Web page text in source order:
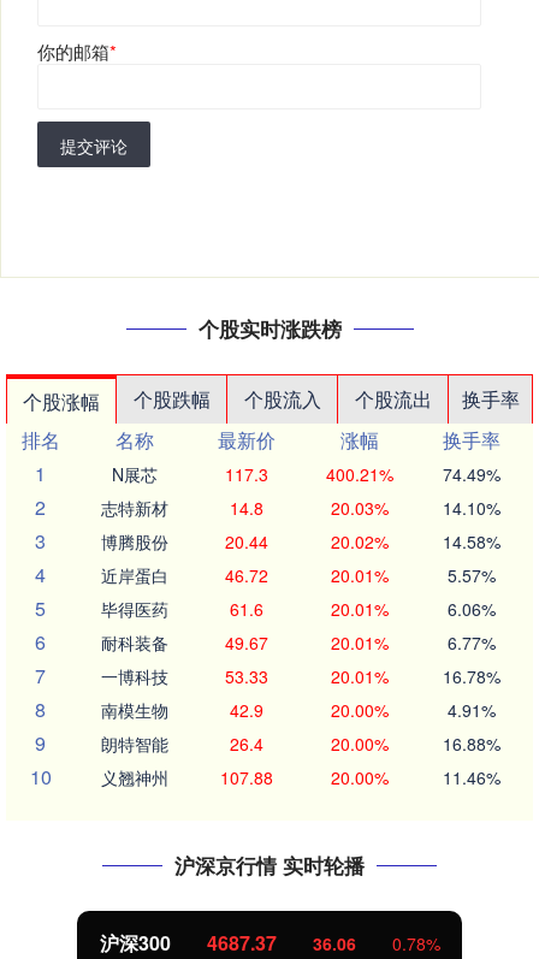
你的邮箱*
提交评论
个股实时涨跌榜
个股涨幅 个股跌幅 个股流入 个股流出
换手率
排名
名称 最新价 涨幅
换手率
1
N展芯 117.3 400.21% 74.49%
2 志特新材 14.8 20.03% 14.10%
3 博腾股份 20.44 20.02% 14.58%
4 近岸蛋白 46.72 20.01% 5.57%
5 毕得医药 61.6 20.01% 6.06%
6 耐科装备 49.67 20.01% 6.77%
7 一博科技 53.33 20.01% 16.78%
8 南模生物 42.9 20.00% 4.91%
9 朗特智能 26.4 20.00% 16.88%
10 义翘神州 107.88 20.00% 11.46%
沪深京行情 实时轮播
沪深300 4687.37 36.06 0.78%